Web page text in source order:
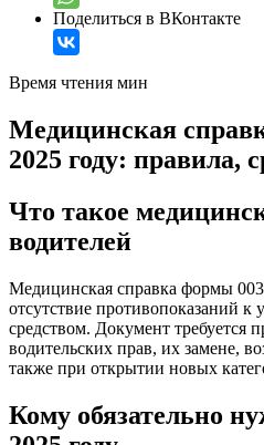
Поделиться в ВКонтакте
Время чтения мин
Медицинская
2025 году: правила,
Что такое
водителей
Медицинская справка формы
отсутствие противопоказаний
средством. Документ требуется
водительских прав, их замене,
также при открытии новых
Кому обязательно